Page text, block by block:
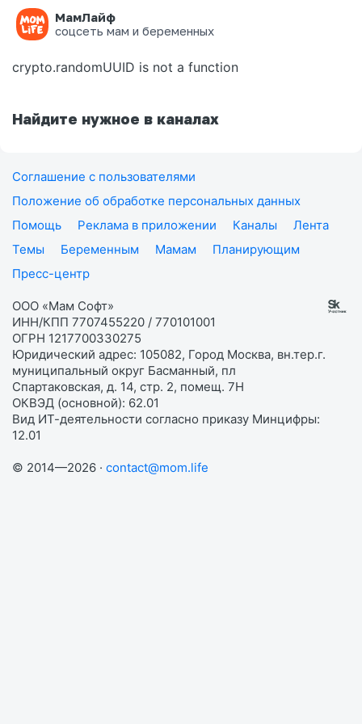
МамЛайф
соцсеть мам и беременных
Ошибка на странице
crypto.randomUUID is not a function
Найдите нужное в каналах
Соглашение с пользователями
Положение об обработке персональных данных
Помощь
Реклама в приложении Каналы
Лента
Темы
Беременным Мамам
Планирующим
Пресс-центр
ООО «Мам Софт»
ИНН/КПП 7707455220 / 770101001
ОГРН 1217700330275
Юридический адрес: 105082, Город Москва, вн.тер.г.
муниципальный округ Басманный, пл
Спартаковская, д. 14, стр. 2, помещ. 7Н
ОКВЭД (основной): 62.01
Вид ИТ-деятельности согласно приказу Минцифры:
12.01
© 2014—2026 · contact@mom.life